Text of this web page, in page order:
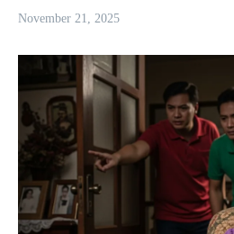
November 21, 2025